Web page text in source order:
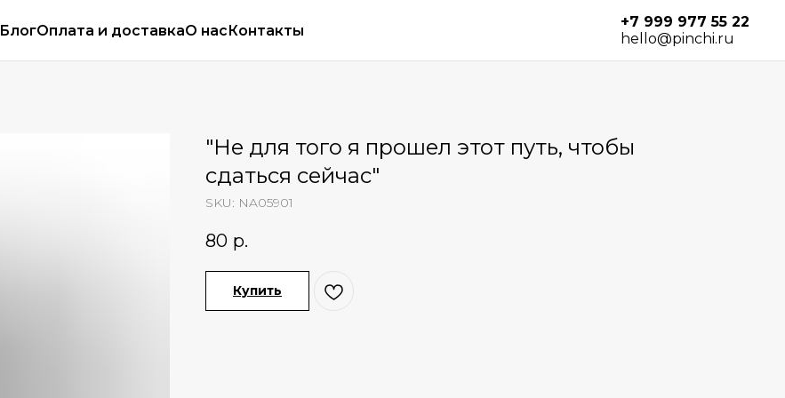
БлогОплата и доставкаО насКонтакты
+7 999 977 55 22
hello@pinchi.ru
"Не для того я прошел этот путь, чтобы
сдаться сейчас"
SKU: NA05901
80 р.
Купить